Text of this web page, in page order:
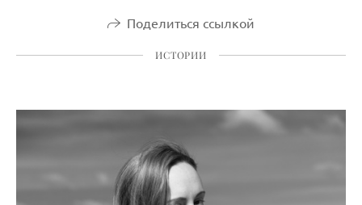
Поделиться ссылкой
ИСТОРИИ